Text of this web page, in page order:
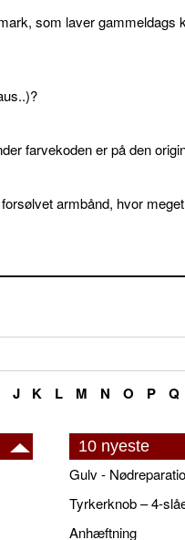
som laver
farvekoden er på den
armbånd, hvor
J K L M N O P Q
10 nyeste
Gulv -
Tyrkerknob – 4-
Anhæftning